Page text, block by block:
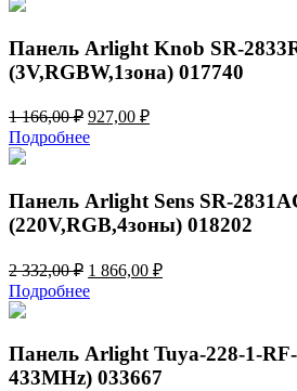
656,00 ₽.
Панель Arlight Knob SR-
(3V,RGBW,1зона) 017740
1 166,00₽ Первоначальная
цена
составляла
166,00 ₽.
927,00 ₽Текущая
Подробнее
Панель Arlight Sens SR-
(220V,RGB,4зоны) 018202
2 332,00₽ Первоначальная
цена
составляла
332,00 ₽.
1 866,00 ₽Текущая
Подробнее
Панель Arlight Tuya-228-1-
433MHz) 033667